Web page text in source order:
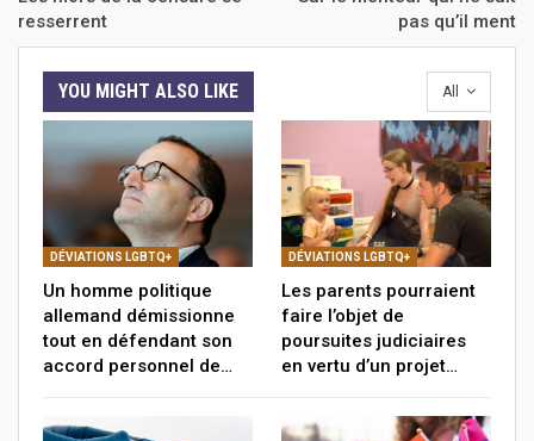
resserrent
pas qu’il ment
All
YOU MIGHT ALSO LIKE
DÉVIATIONS LGBTQ+
Un homme politique
allemand démissionne
tout en défendant son
accord personnel de…
DÉVIATIONS LGBTQ+
Les parents pourraient
faire l’objet de
poursuites judiciaires
en vertu d’un projet…